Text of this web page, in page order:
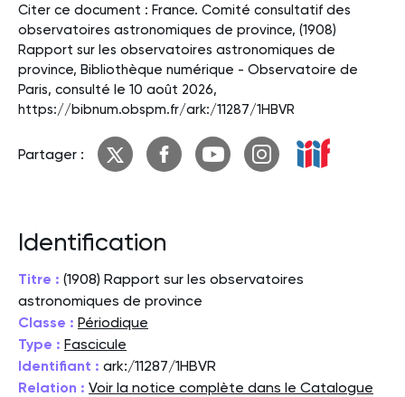
Citer ce document : France. Comité consultatif des
observatoires astronomiques de province, (1908)
Rapport sur les observatoires astronomiques de
province, Bibliothèque numérique - Observatoire de
Paris, consulté le 10 août 2026,
https://bibnum.obspm.fr/ark:/11287/1HBVR
Partager :
Identification
Titre : (1908) Rapport sur les observatoires
astronomiques de province
Classe : Périodique
Type : Fascicule
Identifiant : ark:/11287/1HBVR
Relation : Voir la notice complète dans le Catalogue